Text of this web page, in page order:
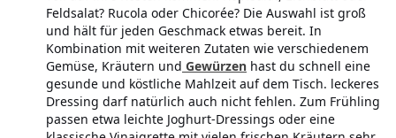
Feldsalat? Rucola oder Chicorée? Die Auswahl ist groß
und hält für jeden Geschmack etwas bereit. In
Kombination mit weiteren Zutaten wie verschiedenem
Gemüse, Kräutern und Gewürzen hast du schnell eine
gesunde und köstliche Mahlzeit auf dem Tisch. leckeres
Dressing darf natürlich auch nicht fehlen. Zum Frühling
passen etwa leichte Joghurt-Dressings oder eine